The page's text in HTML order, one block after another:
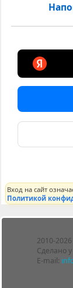
Вход на сайт
Политикой
2010-
Сделано
E-mail:
Блоги
Люди
Политика